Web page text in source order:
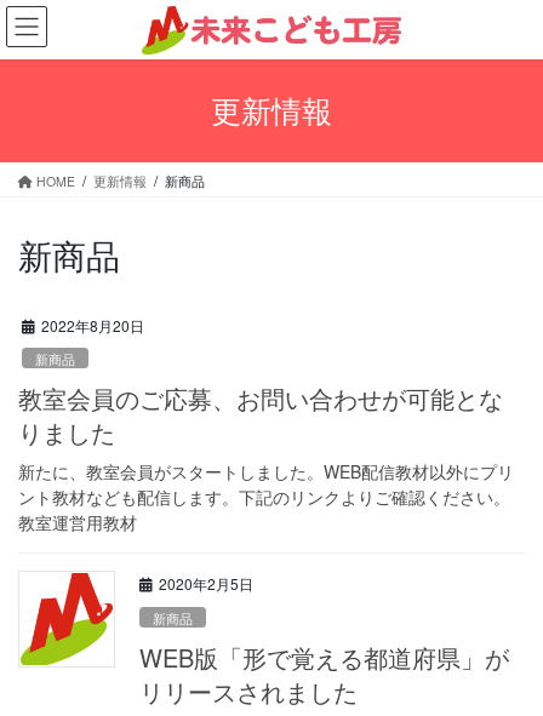
コ
ン
テ
ス
ナ
ビ
ゲ
ン
更新情報
HOME 更新情報 新商品
新商品
2022年8月20日
新商品
教室会員のご応募、お問い合わせが可能とな
りました
新たに、教室会員がスタートしました。WEB配信教材以外にプリ
ント教材なども配信します。下記のリンクよりご確認ください。
教室運営用教材
2020年2月5日
新商品
WEB版「形で覚える都道府県」が
リリースされました